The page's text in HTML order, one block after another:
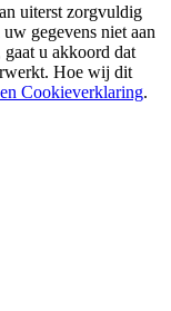
uiterst zorgvuldig
gegevens niet aan
u akkoord dat
Hoe wij dit
Cookieverklaring.